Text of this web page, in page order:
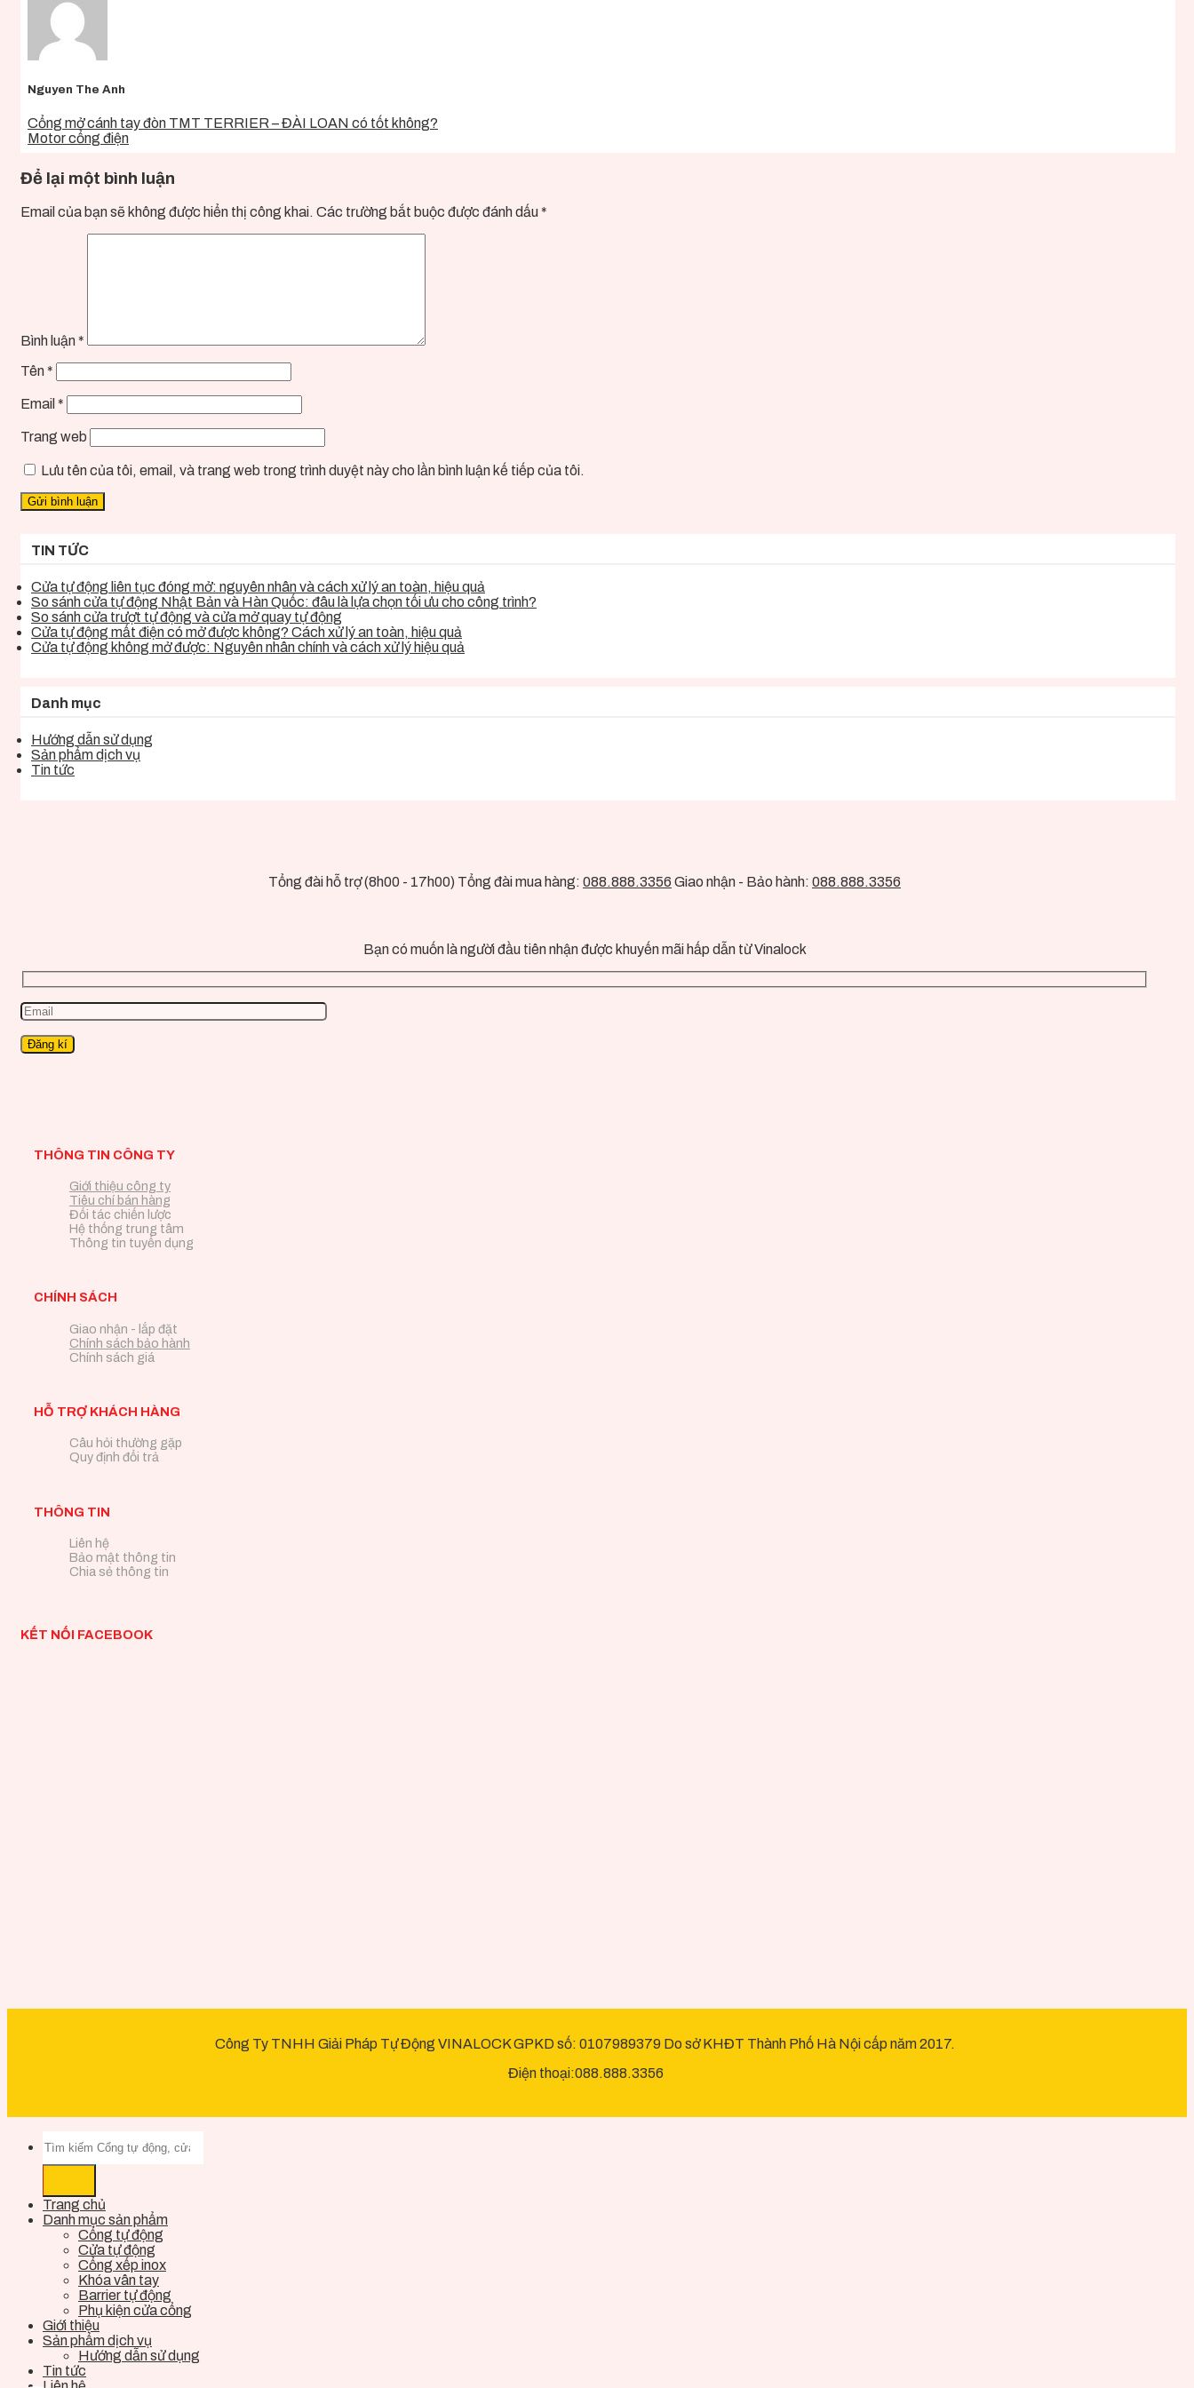
Nguyen The Anh
Cổng mở cánh tay đòn TMT TERRIER – ĐÀI LOAN có tốt không?
Motor cổng điện
Để lại một bình luận
Email của bạn sẽ không được hiển thị công khai. Các trường bắt buộc được đánh dấu *
Bình luận *
Tên *
Email *
Trang web
Lưu tên của tôi, email, và trang web trong trình duyệt này cho lần bình luận kế tiếp của tôi.
TIN TỨC
Cửa tự động liên tục đóng mở: nguyên nhân và cách xử lý an toàn, hiệu quả
So sánh cửa tự động Nhật Bản và Hàn Quốc: đâu là lựa chọn tối ưu cho công trình?
So sánh cửa trượt tự động và cửa mở quay tự động
Cửa tự động mất điện có mở được không? Cách xử lý an toàn, hiệu quả
Cửa tự động không mở được: Nguyên nhân chính và cách xử lý hiệu quả
Danh mục
Hướng dẫn sử dụng
Sản phẩm dịch vụ
Tin tức
Tổng đài hỗ trợ (8h00 - 17h00) Tổng đài mua hàng: 088.888.3356 Giao nhận - Bảo hành: 088.888.3356
Bạn có muốn là người đầu tiên nhận được khuyến mãi hấp dẫn từ Vinalock
THÔNG TIN CÔNG TY
Giới thiệu công ty
Tiêu chí bán hàng
Đối tác chiến lược
Hệ thống trung tâm
Thông tin tuyển dụng
CHÍNH SÁCH
Giao nhận - lắp đặt
Chính sách bảo hành
Chính sách giá
HỖ TRỢ KHÁCH HÀNG
Câu hỏi thường gặp
Quy định đổi trả
THÔNG TIN
Liên hệ
Bảo mật thông tin
Chia sẻ thông tin
KẾT NỐI FACEBOOK
Công Ty TNHH Giải Pháp Tự Động VINALOCK GPKD số: 0107989379 Do sở KHĐT Thành Phố Hà Nội cấp năm 2017.
Điện thoại:088.888.3356
Trang chủ
Danh mục sản phẩm
Cổng tự động
Cửa tự động
Cổng xếp inox
Khóa vân tay
Barrier tự động
Phụ kiện cửa cổng
Giới thiệu
Sản phẩm dịch vụ
Hướng dẫn sử dụng
Tin tức